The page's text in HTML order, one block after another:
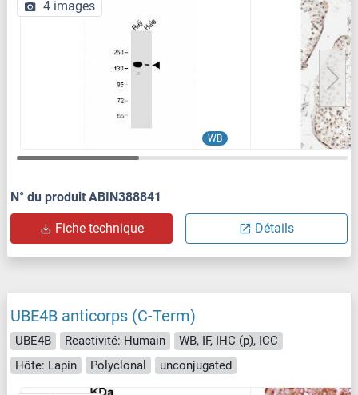
WB
4 images
N° du produit ABIN388841
Fiche technique Détails
UBE4B anticorps (C-Term)
UBE4B Reactivité: Humain
WB, IF, IHC (p), ICC
Hôte: Lapin
Polyclonal unconjugated